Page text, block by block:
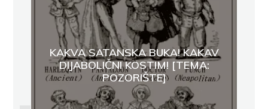
KAKVA SATANSKA BUKA! KAKAV
DIJABOLIČNI KOSTIM! [TEMA:
POZORIŠTE]